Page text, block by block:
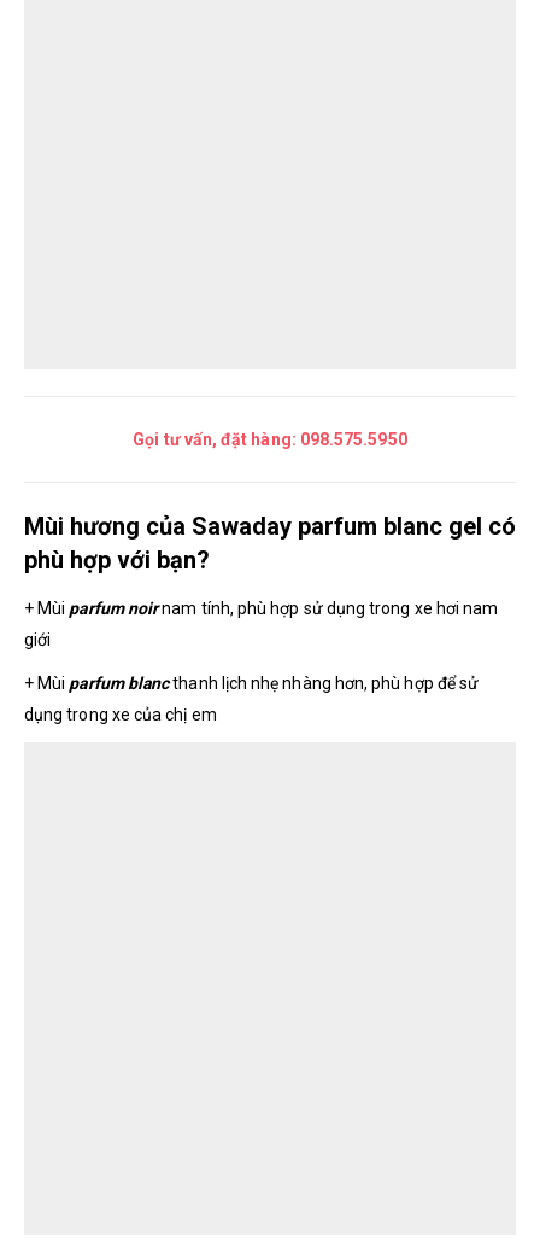
Gọi tư vấn, đặt hàng: 098.575.5950
Mùi hương của Sawaday parfum blanc gel có
phù hợp với bạn?
+ Mùi parfum noirnam tính, phù hợp sử dụng trong xe hơi nam
giới
+ Mùi parfum blancthanh lịch nhẹ nhàng hơn, phù hợp để sử
dụng trong xe của chị em